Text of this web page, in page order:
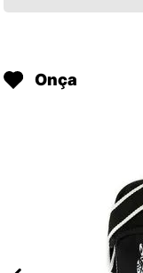
Onça